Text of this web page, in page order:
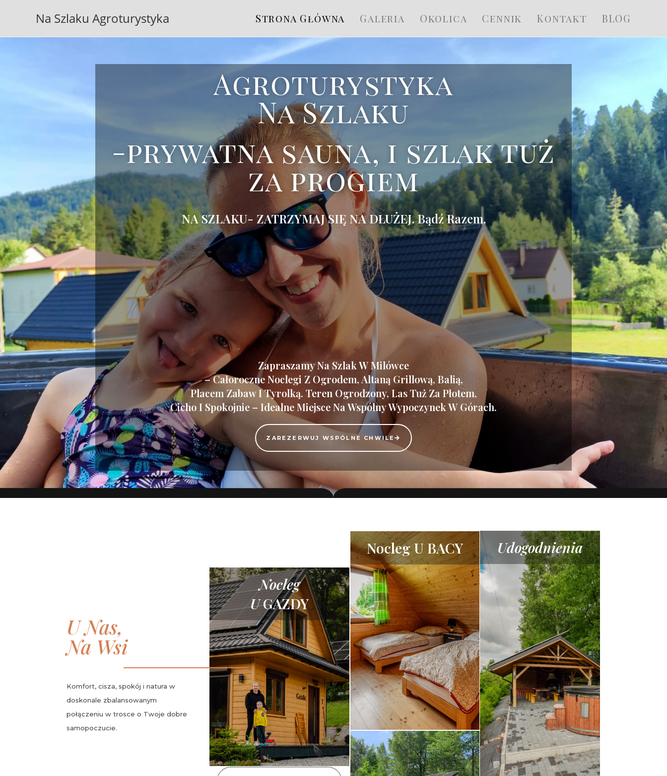
Na Szlaku Agroturystyka Strona Główna Galeria Okolica Cennik Kontakt BLOG
Agroturystyka
Na Szlaku
-prywatna sauna, i szlak tuż
za progiem
NA SZLAKU- ZATRZYMAJ SIĘ NA DŁUŻEJ. Bądź Razem.
Zapraszamy Na Szlak W Milówce
– Całoroczne Noclegi Z Ogrodem, Altaną Grillową, Balią,
Placem Zabaw I Tyrolką. Teren Ogrodzony, Las Tuż Za Płotem,
Cicho I Spokojnie – Idealne Miejsce Na Wspólny Wypoczynek W Górach.
ZAREZERWUJ WSPÓLNE CHWILE
U Nas,
Na Wsi
Komfort, cisza, spokój i natura w
doskonale zbalansowanym
połączeniu w trosce o Twoje dobre
samopoczucie.
Nocleg
UGAZDY
Nocleg U BACY Udogodnienia